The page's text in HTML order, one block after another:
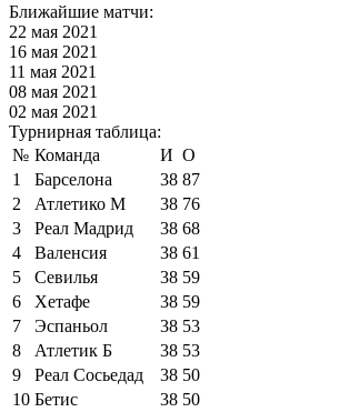
Ближайшие матчи:
22 мая 2021
16 мая 2021
11 мая 2021
08 мая 2021
02 мая 2021
Турнирная таблица:
№ Команда И О
1
Барселона 38 87
2
Атлетико М 38 76
3
Реал Мадрид 38 68
4
Валенсия 38 61
5
Севилья 38 59
6
Хетафе 38 59
7
Эспаньол 38 53
8
Атлетик Б 38 53
9
Реал Сосьедад 38 50
10 Бетис 38 50